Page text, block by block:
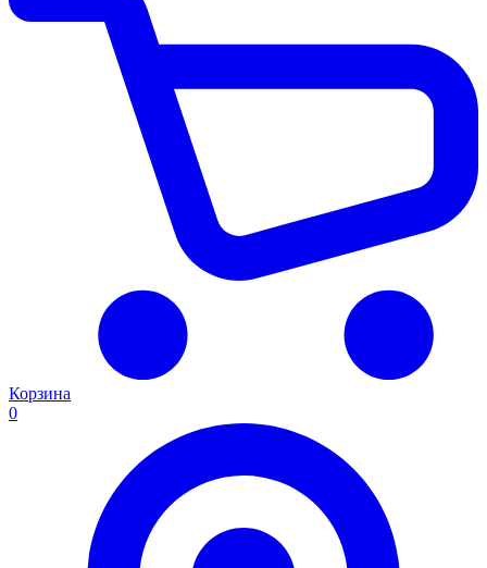
Корзина
0